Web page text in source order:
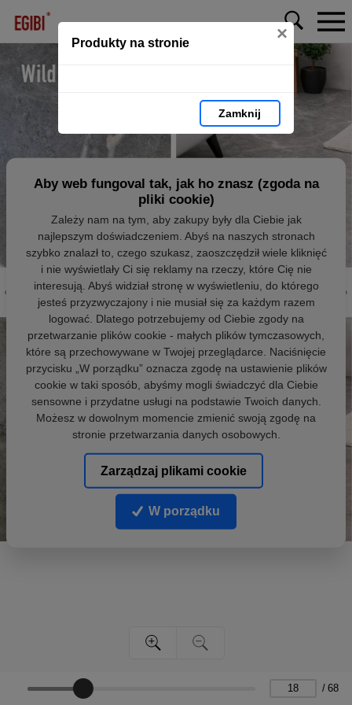
Produkty na stronie ×
Zamknij
/ 68
Aby web fungoval tak, jak ho znasz (zgoda na
pliki cookie)
Zależy nam na tym, aby zakupy były dla Ciebie jak
najlepszym doświadczeniem. Abyś na naszych stronach
szybko znalazł to, czego szukasz, zaoszczędził wiele kliknięć
i nie wyświetlały Ci się reklamy na rzeczy, które Cię nie
interesują. Abyś widział stronę w wyświetleniu, do którego
jesteś przyzwyczajony i nie musiał się za każdym razem
logować. Dlatego potrzebujemy od Ciebie zgody na
przetwarzanie plików cookie - małych plików tymczasowych,
które są przechowywane w Twojej przeglądarce. Naciśnięcie
przycisku „W porządku” oznacza zgodę na ustawienie plików
cookie w taki sposób, abyśmy mogli świadczyć dla Ciebie
sensowne i przydatne usługi na podstawie Twoich danych.
Możesz w dowolnym momencie zmienić swoją zgodę na
stronie przetwarzania danych osobowych.
Zarządzaj plikami cookie
W porządku